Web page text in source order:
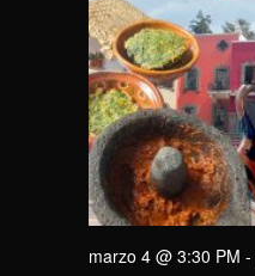
marzo 4 @ 3:30 PM -